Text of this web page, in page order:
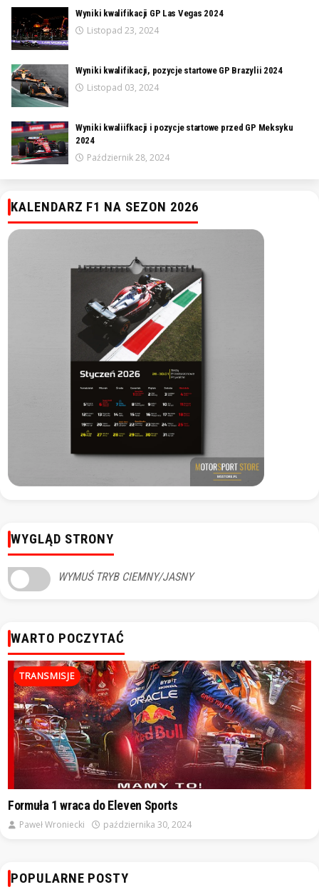
Wyniki kwalifikacji GP Las Vegas 2024
Listopad 23, 2024
Wyniki kwalifikacji, pozycje startowe GP Brazylii 2024
Listopad 03, 2024
Wyniki kwaliifkacji i pozycje startowe przed GP Meksyku
2024
Październik 28, 2024
KALENDARZ F1 NA SEZON 2026
WYGLĄD STRONY
WYMUŚ TRYB CIEMNY/JASNY
WARTO POCZYTAĆ
TRANSMISJE
Formuła 1 wraca do Eleven Sports
Paweł Wroniecki października 30, 2024
POPULARNE POSTY